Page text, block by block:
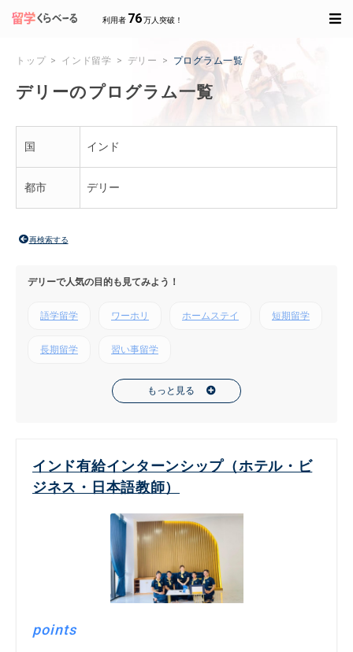
利用者 76万人突破！
トップ インド留学 デリー プログラム一覧
デリーのプログラム一覧
国 インド
都市 デリー
再検索する
デリーで人気の目的も見てみよう！
語学留学 ワーホリ ホームステイ 短期留学
長期留学 習い事留学
もっと見る
インド有給インターンシップ（ホテル・ビ
ジネス・日本語教師）
points